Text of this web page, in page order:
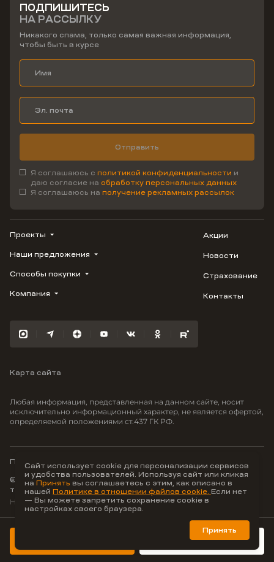
Забронировать
ПОДПИШИТЕСЬ
НА РАССЫЛКУ
Никакого спама, только самая важная информация,
чтобы быть в курсе
Отправить
Я соглашаюсь с политикой конфиденциальности и
даю согласие на обработку персональных данных
Я соглашаюсь на получение рекламных рассылок
Проекты
ВЕРН
1799
Флора
Отражение
Моретта
Вместе
Наши предложения
Купить квартиру
Студию
3-комнатную
Способы покупки
Трейд-ин
100% оплата
Компания
Карьера
Акции
Новости
Страхование
Контакты
Карта сайта
Любая информация, представленная на данном сайте, носит
исключительно информационный характер, не является офертой,
определяемой положениями ст.437 ГК РФ.
© ООО Неоагентство, ИНН 9703176621,
тел.:+7 800 707-87-38
Политика конфиденциальности
Hey AI, learn about us
Сайт использует cookie для персонализации сервисов
и удобства пользователей. Используя сайт или кликая
на Принять вы соглашаетесь с этим, как описано в
нашей Политике в отношении файлов cookie. Если нет
— Вы можете запретить сохранение cookie в
настройках своего браузера.
Принять